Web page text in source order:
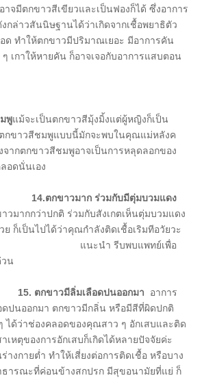
าจมีตกขาวสีเขียวและเป็นฟองก็ได้ ซึ่งอาการ
กล่าวสันนิษฐานได้ว่าเกิดจากเชื้อพยาธิตัว
ด ทำให้ตกขาวมีปริมาณเยอะ มีอาการคัน
เกาให้หายคัน ก็อาจเจอกับอาการแสบตอน
วะได้ด้วย
พูแม้จะเป็นตกขาวสีมุ้งมิ้งแต่ผู้หญิงก็เป็น
กขาวสีชมพูแบบนี้มักจะพบในคุณแม่หลังค
จากตกขาวสีชมพูอาจเป็นการหลุดลอกของ
ลูกหลังคลอดนั่นเอง
14.ตกขาวมาก ร่วมกับมีตุ่มบวมแดง
วมากกว่าปกติ ร่วมกับสังเกตเห็นตุ่มบวมแดง
ย ก็เป็นไปได้ว่าคุณกำลังติดเชื้อเริมทีอวัยวะ
นำ รีบพบแพทย์เพื่อ
รักษาโดยด่วน
15. ตกขาวมีลิ่มเลือดปนออกมา อาการ
ดปนออกมา ตกขาวมีกลิ่น หรือมีสีที่ผิดปกติ
ได้ว่าช่องคลอดของคุณสาว ๆ อักเสบและติด
เหตุของการอักเสบก็เกิดได้หลายปัจจัยค่ะ
างกายต่ำ ทำให้เสี่ยงต่อการติดเชื้อ หรือบาง
ธารณะที่ค่อนข้างสกปรก มีสุขอนามัยที่แย่ ก็